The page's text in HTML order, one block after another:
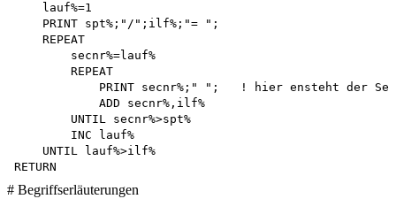
    lauf%=1
    PRINT spt%;"/";ilf%;"= ";
    REPEAT
        secnr%=lauf%
        REPEAT
PRINT secnr%;" ";   ! hier ensteht der
            ADD secnr%,ilf%
        UNTIL secnr%>spt%
        INC lauf%
    UNTIL lauf%>ilf%
# Begriffserläuterungen